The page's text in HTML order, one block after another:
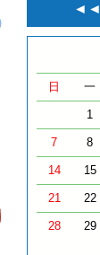
◄◄
日 一
1
7 8
14 15
21 22
28 29